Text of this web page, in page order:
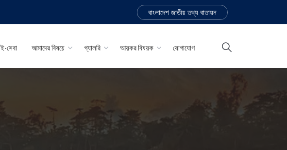
বাংলাদেশ জাতীয় তথ্য বাতায়ন
ই-সেবা আমাদের বিষয়ে গ্যালরি আয়কর বিষয়ক যোগাযোগ